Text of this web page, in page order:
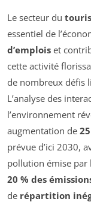
Le secteur du
essentiel de
d’emplois et
cette activité
de nombreux défis
L’analyse des
l’environnement
augmentation de
prévue d’ici 2030,
pollution émise par
20 % des
de répartition